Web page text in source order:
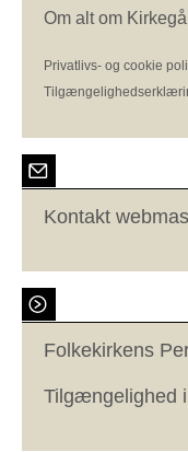
Om alt om
Privatlivs- og cookie
Kontakt
Folkekirkens
Tilgængelighed